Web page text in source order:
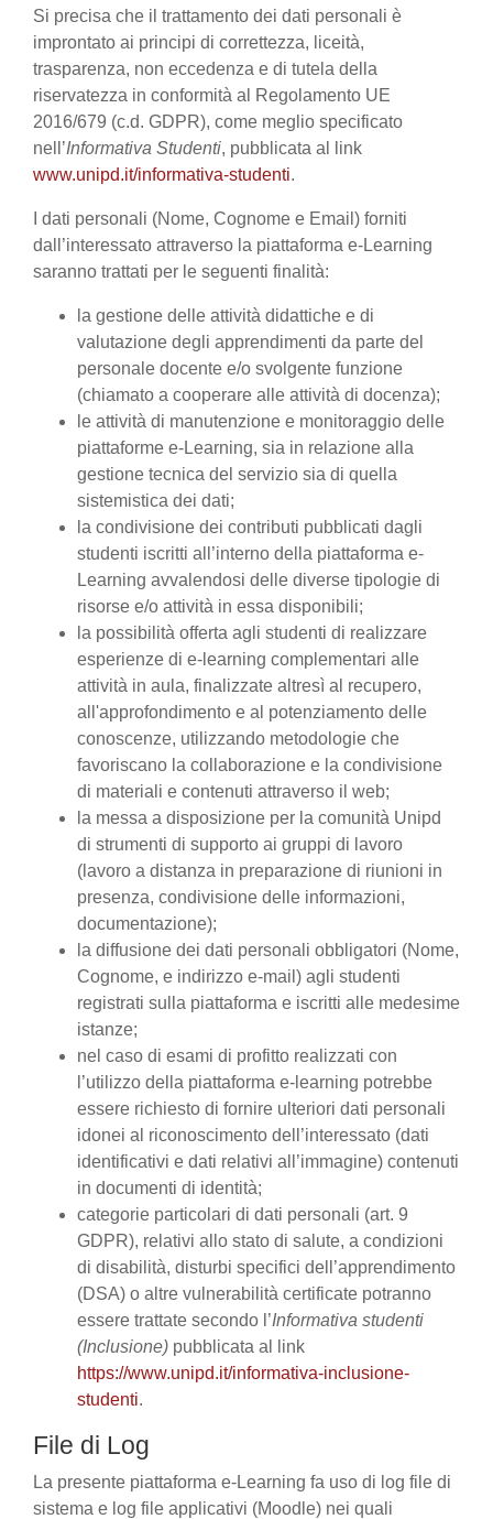
Si precisa che il trattamento dei dati personali è
improntato ai principi di correttezza, liceità,
trasparenza, non eccedenza e di tutela della
riservatezza in conformità al Regolamento UE
2016/679 (c.d. GDPR), come meglio specificato
nell’Informativa Studenti, pubblicata al link
www.unipd.it/informativa-studenti.
I dati personali (Nome, Cognome e Email) forniti
dall’interessato attraverso la piattaforma e-Learning
saranno trattati per le seguenti finalità:
la gestione delle attività didattiche e di
valutazione degli apprendimenti da parte del
personale docente e/o svolgente funzione
(chiamato a cooperare alle attività di docenza);
le attività di manutenzione e monitoraggio delle
piattaforme e-Learning, sia in relazione alla
gestione tecnica del servizio sia di quella
sistemistica dei dati;
la condivisione dei contributi pubblicati dagli
studenti iscritti all’interno della piattaforma e-
Learning avvalendosi delle diverse tipologie di
risorse e/o attività in essa disponibili;
la possibilità offerta agli studenti di realizzare
esperienze di e-learning complementari alle
attività in aula, finalizzate altresì al recupero,
all'approfondimento e al potenziamento delle
conoscenze, utilizzando metodologie che
favoriscano la collaborazione e la condivisione
di materiali e contenuti attraverso il web;
la messa a disposizione per la comunità Unipd
di strumenti di supporto ai gruppi di lavoro
(lavoro a distanza in preparazione di riunioni in
presenza, condivisione delle informazioni,
documentazione);
la diffusione dei dati personali obbligatori (Nome,
Cognome, e indirizzo e-mail) agli studenti
registrati sulla piattaforma e iscritti alle medesime
istanze;
nel caso di esami di profitto realizzati con
l’utilizzo della piattaforma e-learning potrebbe
essere richiesto di fornire ulteriori dati personali
idonei al riconoscimento dell’interessato (dati
identificativi e dati relativi all’immagine) contenuti
in documenti di identità;
categorie particolari di dati personali (art. 9
GDPR), relativi allo stato di salute, a condizioni
di disabilità, disturbi specifici dell’apprendimento
(DSA) o altre vulnerabilità certificate potranno
essere trattate secondo l’Informativa studenti
(Inclusione) pubblicata al link
https://www.unipd.it/informativa-inclusione-
studenti.
File di Log
La presente piattaforma e-Learning fa uso di log file di
sistema e log file applicativi (Moodle) nei quali